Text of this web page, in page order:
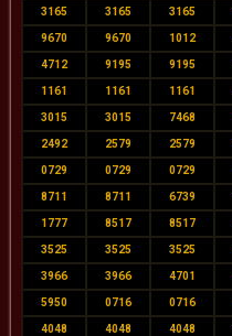
3165 3165 3165
9670 9670 1012
4712 9195 9195
1161 1161 1161
3015 3015 7468
2492 2579 2579
0729 0729 0729
8711 8711 6739
1777 8517 8517
3525 3525 3525
3966 3966 4701
5950 0716 0716
4048 4048 4048